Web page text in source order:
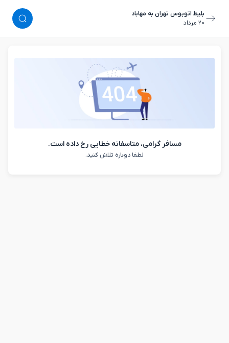
بلیط اتوبوس تهران به مهاباد
٢٠ مرداد
مسافر گرامی، متاسفانه خطایی رخ داده است.
لطفا دوباره تلاش کنید.